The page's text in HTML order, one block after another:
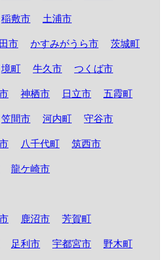
稲敷市 土浦市
市 かすみがうら市 茨城町
境町 牛久市 つくば市
神栖市 日立市 五霞町
笠間市 河内町 守谷市
八千代町 筑西市
龍ケ崎市
鹿沼市 芳賀町
足利市 宇都宮市 野木町